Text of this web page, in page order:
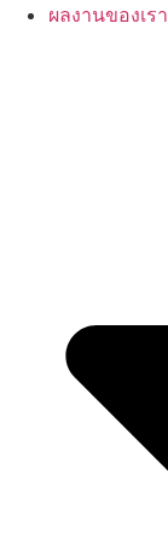
ผลงานของเรา